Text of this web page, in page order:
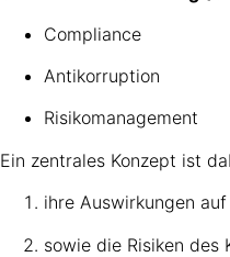
Compliance
Antikorruption
Risikomanagement
Ein zentrales Konzept ist
ihre Auswirkungen
sowie die Risiken des